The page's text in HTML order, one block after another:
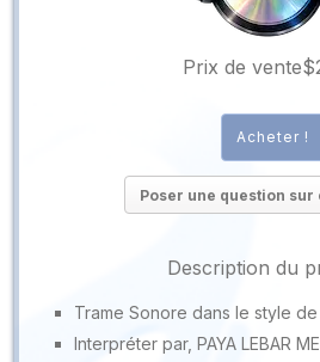
Prix ​​de vente
Poser une question
Description du
Trame Sonore dans le style
Interpréter par, PAYA LEBAR